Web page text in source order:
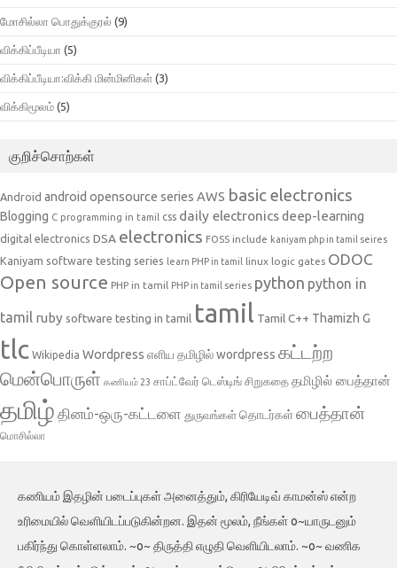
மோசில்லா பொதுக்குரல் (9)
விக்கிப்பீடியா (5)
விக்கிப்பீடியா:விக்கி மின்மினிகள் (3)
விக்கிமூலம் (5)
குறிச்சொற்கள்
Android android opensource series AWS basic electronics
Blogging C programming in tamil css daily electronicsdeep-learning
digital electronics DSA electronics FOSS include kaniyam php in tamil seires
Kaniyam software testing series learn PHP in tamil linux logic gates ODOC
Open source PHP in tamil PHP in tamil series python python in
tamil ruby software testing in tamil tamil Tamil C++ Thamizh G
tlc Wikipedia Wordpress எளிய தமிழில் wordpress கட்டற்ற
மென்பொருள் கணியம் 23 சாப்ட்வேர் டெஸ்டிங் சிறுகதை தமிழில் பைத்தான்
தமிழ் தினம்-ஒரு-கட்டளை துருவங்கள் தொடர்கள்பைத்தான்
மொசில்லா
கணியம் இதழின் படைப்புகள் அனைத்தும், கிரியேடிவ் காமன்ஸ் என்ற
உரிமையில் வெளியிடப்படுகின்றன. இதன் மூலம், நீங்கள் o~யாருடனும்
பகிர்ந்து கொள்ளலாம். ~o~ திருத்தி எழுதி வெளியிடலாம். ~o~ வணிக